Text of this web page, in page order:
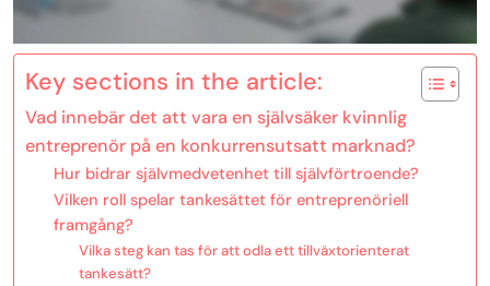
Key sections in the article:
Vad innebär det att vara en självsäker kvinnlig
entreprenör på en konkurrensutsatt marknad?
Hur bidrar självmedvetenhet till självförtroende?
Vilken roll spelar tankesättet för entreprenöriell
framgång?
Vilka steg kan tas för att odla ett tillväxtorienterat
tankesätt?